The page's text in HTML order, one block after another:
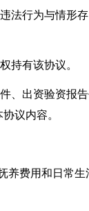
法行为与情形存
持有该协议。
、出资验资报
议内容。
养费用和日常生